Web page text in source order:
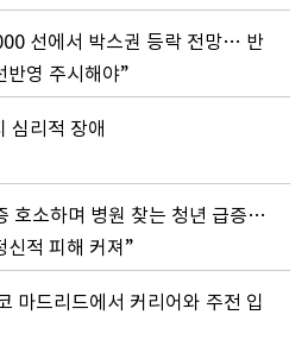
선에서 박스권 등락 전망… 반
반영 주시해야”
심리적 장애
호소하며 병원 찾는 청년 급증…
신적 피해 커져”
마드리드에서 커리어와 주전 입